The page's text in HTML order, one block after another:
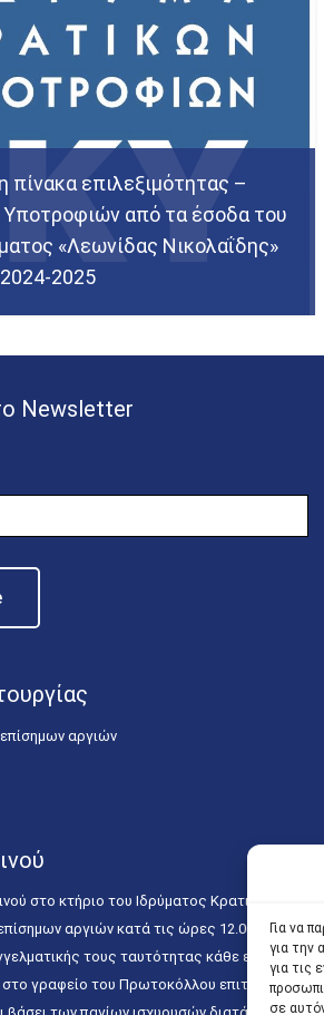
Για να
για την
για τις
σε
πίνακα επιλεξιμότητας –
από τα έσοδα του
«Λεωνίδας Νικολαΐδης»
2025
Newsletter
αργιών
στο κτήριο του Ιδρύματος Κρατικών
αργιών κατά τις ώρες 12.00 – 15.00.
τους ταυτότητας κάθε εργάσιμη
στο γραφείο του Πρωτοκόλλου επιτρέπεται